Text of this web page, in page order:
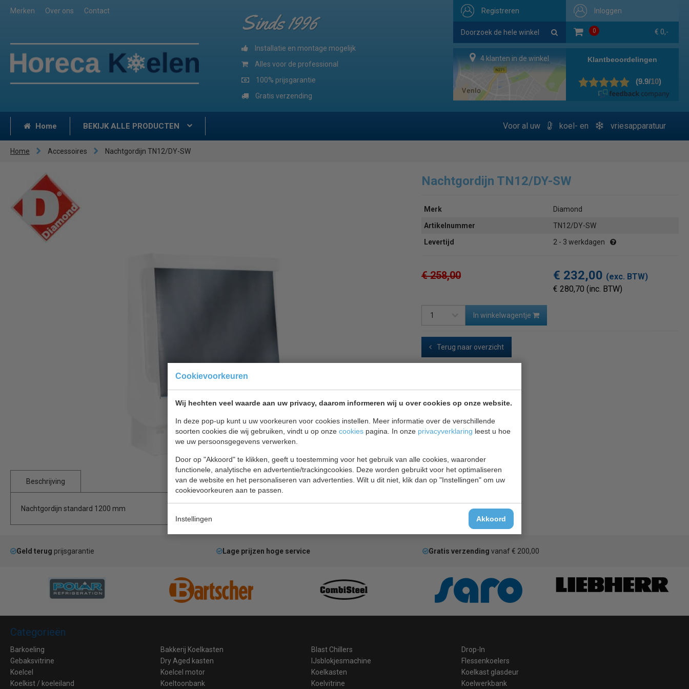
Cookievoorkeuren
Wij hechten veel waarde aan uw privacy, daarom informeren wij u over cookies op onze website.
In deze pop-up kunt u uw voorkeuren voor cookies instellen. Meer informatie over de verschillende
soorten cookies die wij gebruiken, vindt u op onze cookies pagina. In onze privacyverklaring leest u hoe
we uw persoonsgegevens verwerken.
Door op "Akkoord" te klikken, geeft u toestemming voor het gebruik van alle cookies, waaronder
functionele, analytische en advertentie/trackingcookies. Deze worden gebruikt voor het optimaliseren
van de website en het personaliseren van advertenties. Wilt u dit niet, klik dan op "Instellingen" om uw
cookievoorkeuren aan te passen.
Instellingen Akkoord
Merken Over ons Contact Inloggen
0 € 0,-
Registreren
Sinds 1996
Installatie en montage mogelijk
Alles voor de professional
100% prijsgarantie
Gratis verzending
4 klanten in de winkel
Home BEKIJK ALLE PRODUCTEN Voor al uw koel- en vriesapparatuur
Home Accessoires Nachtgordijn TN12/DY-SW
Nachtgordijn TN12/DY-SW
Merk
Diamond
Artikelnummer
TN12/DY-SW
Levertijd
2 - 3 werkdagen
€ 258,00 € 232,00 (exc. BTW)
€ 280,70 (inc. BTW)
In winkelwagentje
Terug naar overzicht
Beschrijving
Nachtgordijn standard 1200 mm
Geld terug prijsgarantie Lage prijzen hoge service Gratis verzending vanaf € 200,00
Categorieën
Barkoeling Bakkerij Koelkasten Blast Chillers
Drop-In
Gebaksvitrine
Dry Aged kasten IJsblokjesmachine
Flessenkoelers
Koelcel
Koelcel motor Koelkasten
Koelkast glasdeur
Koelkist / koeleiland
Koeltoonbank Koelvitrine Koelwerkbank